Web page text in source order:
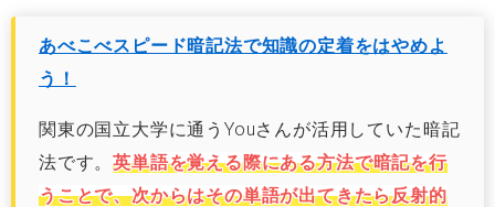
あべこべスピード暗記法で知識の定着をはやめよ
う！
関東の国立大学に通うYouさんが活用していた暗記
法です。英単語を覚える際にある方法で暗記を行
うことで、次からはその単語が出てきたら反射的